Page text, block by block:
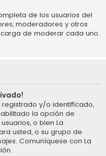
de los usuarios del
moderadores y otros
de moderar cada uno.
registrado y/o identificado,
la opción de
o bien La
usted, o su grupo de
Comuníquese con La